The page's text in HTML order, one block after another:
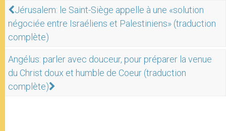
Jérusalem: le Saint-Siège appelle à une «solution
négociée entre Israéliens et Palestiniens» (traduction
complète)
Angélus: parler avec douceur, pour préparer la venue
du Christ doux et humble de Coeur (traduction
complète)